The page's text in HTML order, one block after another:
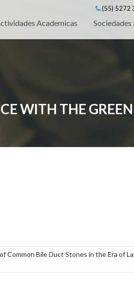
(55) 5272
Academicas
WITH THE
Common Bile Duct Stones in the Era of